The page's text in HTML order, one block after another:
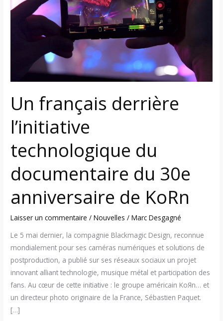
Un français derrière
l’initiative
technologique du
documentaire du 30e
anniversaire de KoRn
Laisser un commentaire /Nouvelles /Marc Desgagné
Le 5 mai dernier, la compagnie Blackmagic Design, reconnue
mondialement pour ses caméras numériques et solutions de
postproduction, a publié sur ses réseaux sociaux un projet
innovant alliant technologie, musique métal et participation des
fans. Au cœur de cette initiative : le groupe américain KoЯn… et
un directeur photo originaire de la France, Sébastien Paquet.
[…]
l’initiative
technologique
documentaire
KoRn